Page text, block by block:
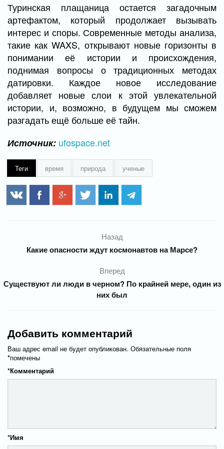
Туринская плащаница остается загадочным
артефактом, который продолжает вызывать
интерес и споры. Современные методы анализа,
такие как WAXS, открывают новые горизонты в
понимании её истории и происхождения,
поднимая вопросы о традиционных методах
датировки. Каждое новое исследование
добавляет новые слои к этой увлекательной
истории, и, возможно, в будущем мы сможем
разгадать ещё больше её тайн.
Источник: ufospace.net
Теги время природа ученые
Назад
Какие опасности ждут космонавтов на Марсе?
Вперед
Существуют ли люди в черном? По крайней мере, один из
них был
Добавить комментарий
Ваш адрес email не будет опубликован. Обязательные поля
помечены
*
Комментарий
*
Имя
*